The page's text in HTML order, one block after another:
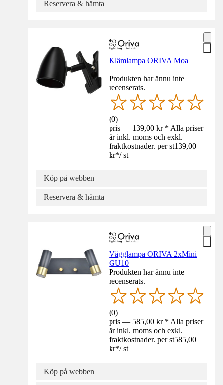
Reservera & hämta
Klämlampa ORIVA Moa
Produkten har ännu inte
recenserats.
(0)
pris — 139,00 kr * Alla priser
är inkl. moms och exkl.
fraktkostnader. per st139,00
kr*/ st
Köp på webben
Reservera & hämta
Vägglampa ORIVA 2xMini
GU10
Produkten har ännu inte
recenserats.
(0)
pris — 585,00 kr * Alla priser
är inkl. moms och exkl.
fraktkostnader. per st585,00
kr*/ st
Köp på webben